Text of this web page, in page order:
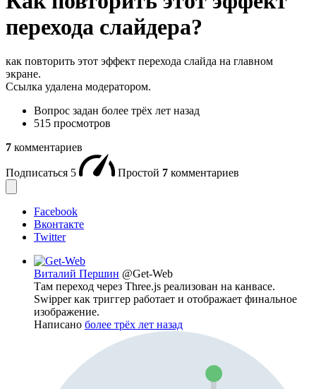
перехода слайдера?
как повторить этот эффект перехода слайда на главном
экране.
Ссылка удалена модератором.
Вопрос задан более трёх лет назад
515 просмотров
7 комментариев
Подписаться 5 Простой 7 комментариев
Facebook
Вконтакте
Twitter
Виталий Першин @Get-Web
Там переход через Three.js реализован на канвасе.
Swipper как триггер работает и отображает финальное
изображение.
Написано более трёх лет назад